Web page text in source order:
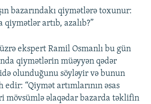
bazarındakı qiymətlərə toxunur:
qiymətlər artıb, azalıb?”
ekspert Ramil Osmanlı bu gün
qiymətlərin müəyyən qədər
olunduğunu söyləyir və bunun
edir: “Qiymət artımlarının əsas
mövsümlə əlaqədar bazarda təklifin